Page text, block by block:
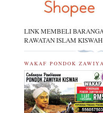
LINK MEMBELI
RAWATAN ISLAM KISWAH
WAKAF PONDOK